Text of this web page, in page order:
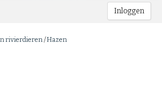
Inloggen
rivierdieren/Hazen